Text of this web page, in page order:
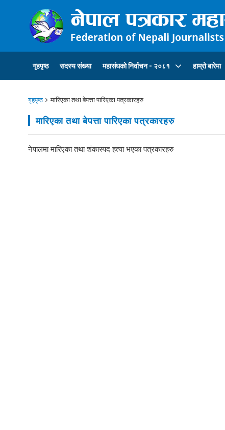
गृहपृष्ठ सदस्य संख्या महासंघकाे निर्वाचन - २०८१ हाम्रो बारेमा
गृहपृष्ठ मारिएका तथा बेपत्ता पारिएका पत्रकारहरु
मारिएका तथा बेपत्ता पारिएका पत्रकारहरु
नेपालमा मारिएका तथा शंकास्पद हत्या भएका पत्रकारहरु